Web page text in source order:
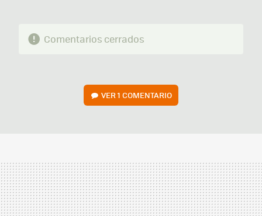
Comentarios cerrados
VER1 COMENTARIO